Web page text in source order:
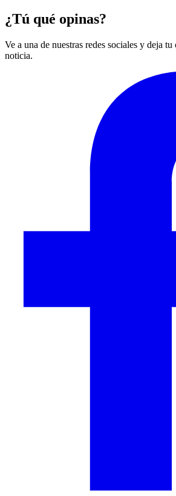
¿Tú qué opinas?
Ve a una de nuestras redes sociales y deja tu
noticia.